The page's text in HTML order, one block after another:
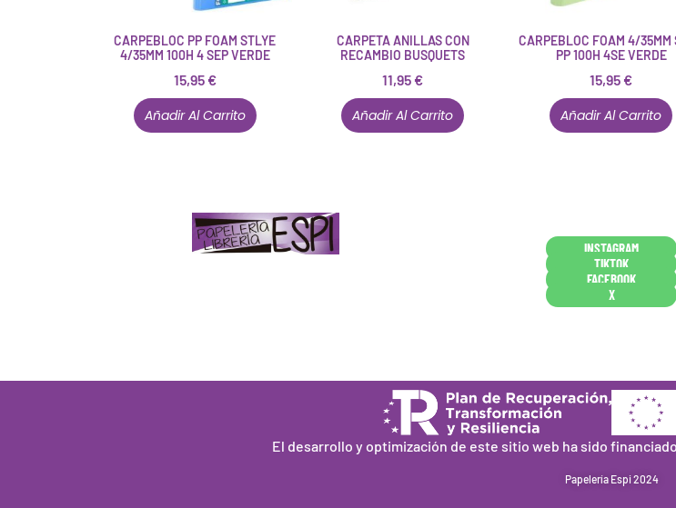
CARPEBLOC PP FOAM STLYE
4/35MM 100H 4 SEP VERDE
15,95 €
Añadir Al Carrito
CARPETA ANILLAS CON
RECAMBIO BUSQUETS
11,95 €
Añadir Al Carrito
CARPEBLOC FOAM 4/35MM
PP 100H 4SE VERDE
15,95 €
Añadir Al Carrito
INSTAGRAM
TIKTOK
FACEBOOK
X
El desarrollo y optimización de este sitio web ha sido
Papelería Espi 2024